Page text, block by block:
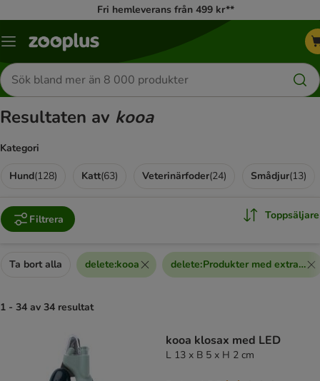
Fri hemleverans från 499 kr**
Katalogmeny
Sök
efter
produkter
Resultaten av kooa
Kategori
Hund(128) Katt(63) Veterinärfoder(24) Smådjur(13)
Filtrera Toppsäljare
Ta bort alla delete:kooa delete:Produkter med extra
1 - 34 av 34 resultat
kooa klosax med LED
L 13 x B 5 x H 2 cm